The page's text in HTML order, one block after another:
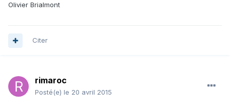
Olivier Brialmont
Citer
rimaroc
Posté(e) le 20 avril 2015